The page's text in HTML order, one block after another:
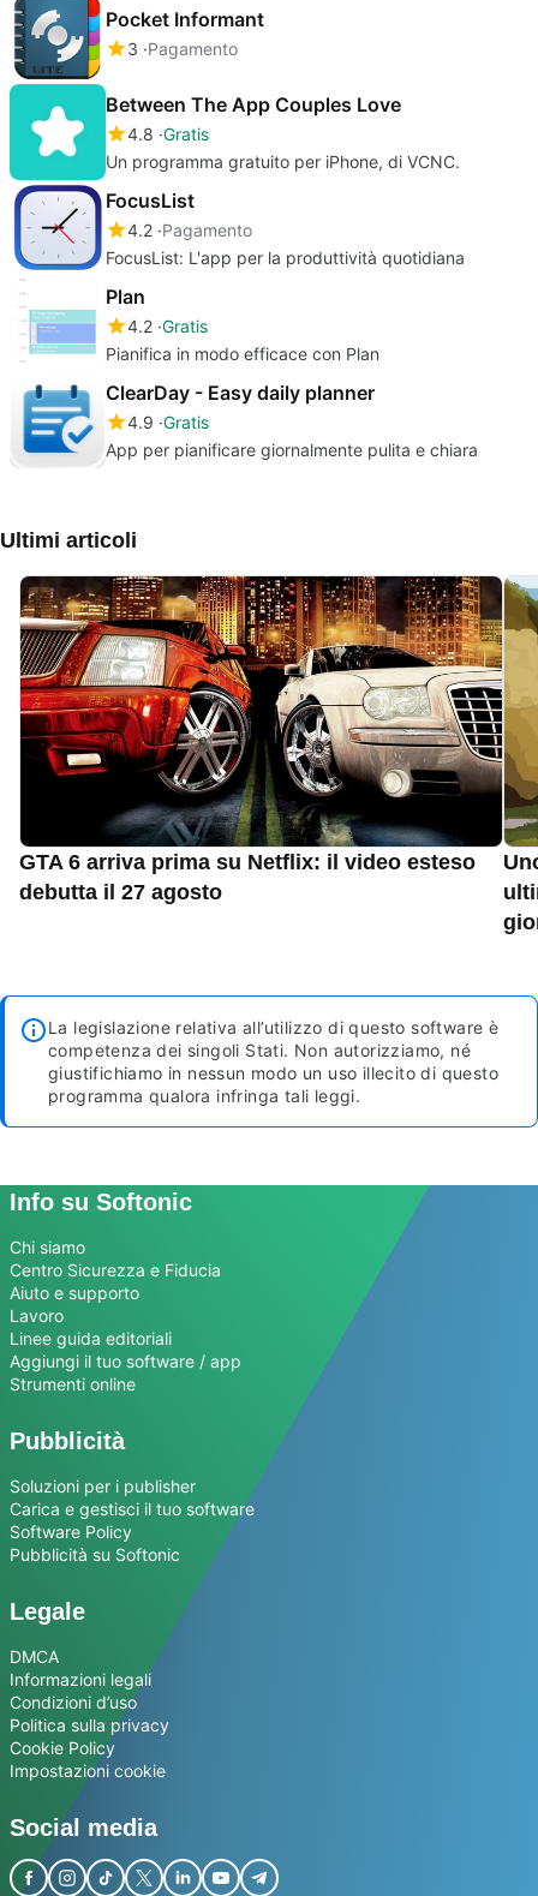
Pocket Informant
3 Pagamento
Between The App Couples Love
4.8 Gratis
Un programma gratuito per iPhone, di VCNC.
FocusList
4.2 Pagamento
FocusList: L'app per la produttività quotidiana
Plan
4.2 Gratis
Pianifica in modo efficace con Plan
ClearDay - Easy daily planner
4.9 Gratis
App per pianificare giornalmente pulita e chiara
Ultimi articoli
GTA 6 arriva prima su Netflix: il video esteso
debutta il 27 agosto
La legislazione relativa all’utilizzo di questo software è
competenza dei singoli Stati. Non autorizziamo, né
giustifichiamo in nessun modo un uso illecito di questo
programma qualora infringa tali leggi.
Info su Softonic
Chi siamo
Centro Sicurezza e Fiducia
Aiuto e supporto
Lavoro
Linee guida editoriali
Aggiungi il tuo software / app
Strumenti online
Pubblicità
Soluzioni per i publisher
Carica e gestisci il tuo software
Software Policy
Pubblicità su Softonic
Legale
DMCA
Informazioni legali
Condizioni d’uso
Politica sulla privacy
Cookie Policy
Impostazioni cookie
Social media